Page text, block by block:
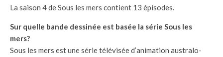
La saison 4 de Sous les mers contient 13 épisodes.
Sur quelle bande dessinée est basée la série Sous les
mers?
Sous les mers est une série télévisée d’animation australo-